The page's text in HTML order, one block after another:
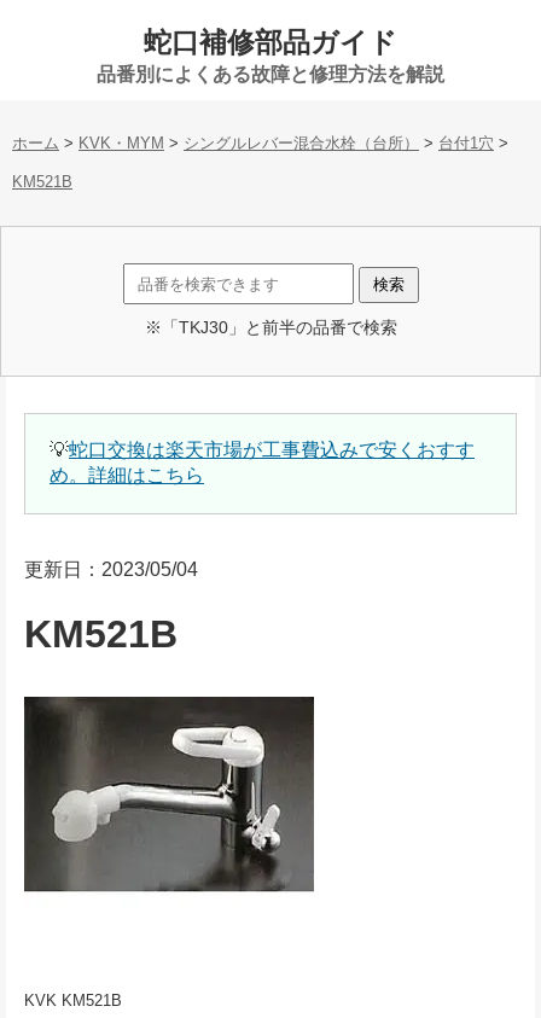
蛇口補修部品ガイド
品番別によくある故障と修理方法を解説
ホーム > KVK・MYM > シングルレバー混合水栓（台所） > 台付1穴 >
KM521B
※「TKJ30」と前半の品番で検索
💡蛇口交換は楽天市場が工事費込みで安くおすす
め。詳細はこちら
更新日：2023/05/04
KM521B
KVK KM521B